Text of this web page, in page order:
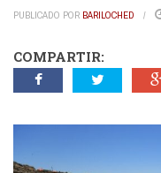
PUBLICADO POR BARILOCHED
COMPARTIR: